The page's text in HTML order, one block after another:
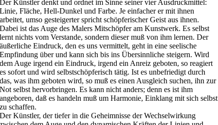
Der Künstler denkt und ordnet im Sinne seiner vier Ausdruckmittel:
Linie, Fläche, Hell-Dunkel und Farbe. Je einfacher er mit ihnen
arbeitet, umso gesteigerter spricht schöpferischer Geist aus ihnen.
Dabei ist das Auge des Malers Mitschöpfer am Kunstwerk. Es selbst
lernt nichts vom Verstande, sondern dieser muß von ihm lernen. Der
äußerliche Eindruck, den es uns vermittelt, geht in eine seelische
Empfindung über und kann sich bis ins Übersinnliche steigern. Wird
dem Auge irgend ein Eindruck, irgend ein Anreiz geboten, so reagiert
es sofort und wird selbstschöpferisch tätig. Ist es unbefriedigt durch
das, was ihm geboten wird, so muß es einen Ausgleich suchen, ihn zur
Not selbst hervorbringen. Es kann nicht anders; denn es ist ihm
angeboren, daß es handeln muß um Harmonie, Einklang mit sich selbst
zu schaffen.
Der Künstler, der tiefer in die Geheimnisse der Wechselwirkung